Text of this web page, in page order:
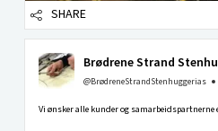
SHARE
Brødrene Strand
@BrødreneStrandStenhuggerias
Vi ønsker alle kunder og